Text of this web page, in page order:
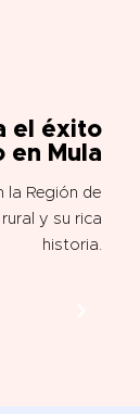
el éxito
en Mula
la Región de
y su rica
historia.